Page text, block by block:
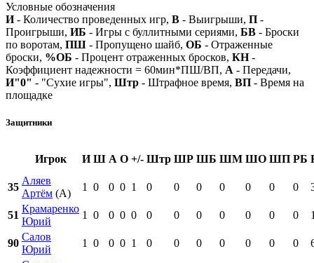
Условные обозначения
И- Количество проведенных игр, В - Выигрыши, П -
Проигрыши, ИБ - Игры с буллитными сериями, БВ - Броски
по воротам, ПШ - Пропущено шайб, ОБ - Отраженные
броски, %ОБ - Процент отраженных бросков, КН-
Коэффициент надежности = 60мин*ПШ/ВП, А - Передачи,
И"0" - "Сухие игры", Штр - Штрафное время, ВП - Время на
площадке
Защитники
Игрок И Ш А О +/- Штр ШР ШБ ШМ ШО ШП РБ
35
Аляев
Артём (А)
1 0 0 0 1 0 0 0 0 0 0 0
51
Крамаренко
Юрий
1 0 0 0 0 0 0 0 0 0 0 0
90
Салов
Юрий
1 0 0 0 1 0 0 0 0 0 0 0